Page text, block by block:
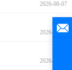
2026-08-07
2026-08-07
2026-08-07